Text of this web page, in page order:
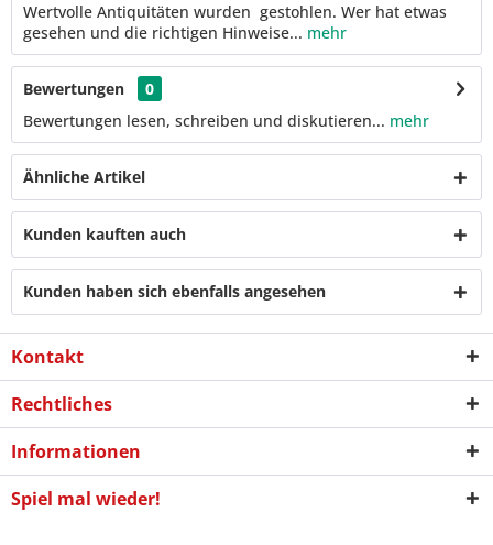
Wertvolle Antiquitäten wurden gestohlen. Wer hat etwas
gesehen und die richtigen Hinweise... mehr
Bewertungen
0
Bewertungen lesen, schreiben und diskutieren... mehr
Ähnliche Artikel
Kunden kauften auch
Kunden haben sich ebenfalls angesehen
Kontakt
Rechtliches
Informationen
Spiel mal wieder!